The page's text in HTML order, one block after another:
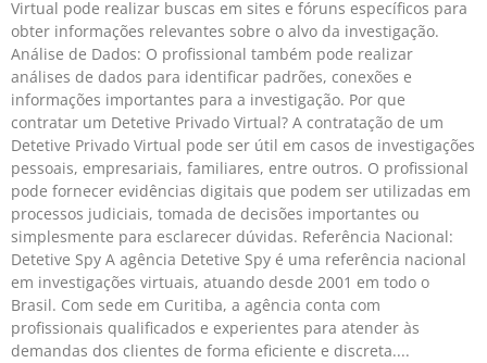
Virtual pode realizar buscas em sites e fóruns específicos para
obter informações relevantes sobre o alvo da investigação.
Análise de Dados: O profissional também pode realizar
análises de dados para identificar padrões, conexões e
informações importantes para a investigação. Por que
contratar um Detetive Privado Virtual? A contratação de um
Detetive Privado Virtual pode ser útil em casos de investigações
pessoais, empresariais, familiares, entre outros. O profissional
pode fornecer evidências digitais que podem ser utilizadas em
processos judiciais, tomada de decisões importantes ou
simplesmente para esclarecer dúvidas. Referência Nacional:
Detetive Spy A agência Detetive Spy é uma referência nacional
em investigações virtuais, atuando desde 2001 em todo o
Brasil. Com sede em Curitiba, a agência conta com
profissionais qualificados e experientes para atender às
demandas dos clientes de forma eficiente e discreta.